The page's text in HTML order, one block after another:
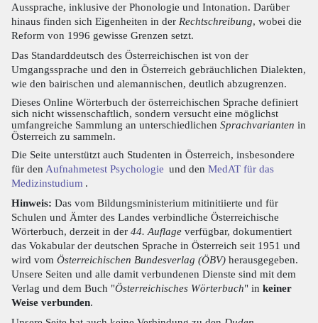
Aussprache, inklusive der Phonologie und Intonation. Darüber
hinaus finden sich Eigenheiten in der Rechtschreibung, wobei die
Reform von 1996 gewisse Grenzen setzt.
Das Standarddeutsch des Österreichischen ist von der
Umgangssprache und den in Österreich gebräuchlichen Dialekten,
wie den bairischen und alemannischen, deutlich abzugrenzen.
Dieses Online Wörterbuch der österreichischen Sprache definiert
sich nicht wissenschaftlich, sondern versucht eine möglichst
umfangreiche Sammlung an unterschiedlichen Sprachvarianten in
Österreich zu sammeln.
Die Seite unterstützt auch Studenten in Österreich, insbesondere
für den Aufnahmetest Psychologie und den MedAT für das
Medizinstudium .
Hinweis: Das vom Bildungsministerium mitinitiierte und für
Schulen und Ämter des Landes verbindliche Österreichische
Wörterbuch, derzeit in der 44. Auflage verfügbar, dokumentiert
das Vokabular der deutschen Sprache in Österreich seit 1951 und
wird vom Österreichischen Bundesverlag (ÖBV) herausgegeben.
Unsere Seiten und alle damit verbundenen Dienste sind mit dem
Verlag und dem Buch "Österreichisches Wörterbuch" in keiner
Weise verbunden.